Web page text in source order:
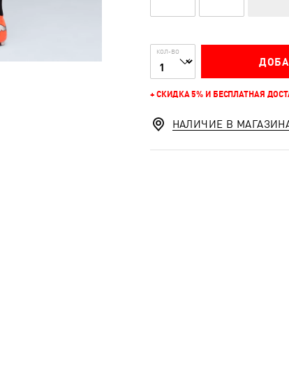
КОЛ-ВО
+ СКИДКА 5% И БЕСПЛАТНАЯ
НАЛИЧИЕ В